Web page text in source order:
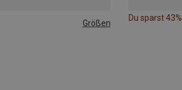
Größen
Du sparst 43%